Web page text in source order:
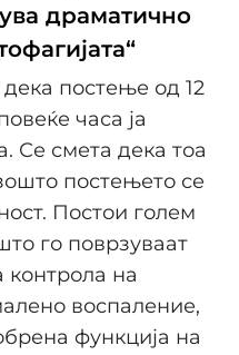
драматично
постење од 12
часа ја
Се смета дека тоа
постењето се
Постои голем
го поврзуваат
контрола на
воспаление,
функција на